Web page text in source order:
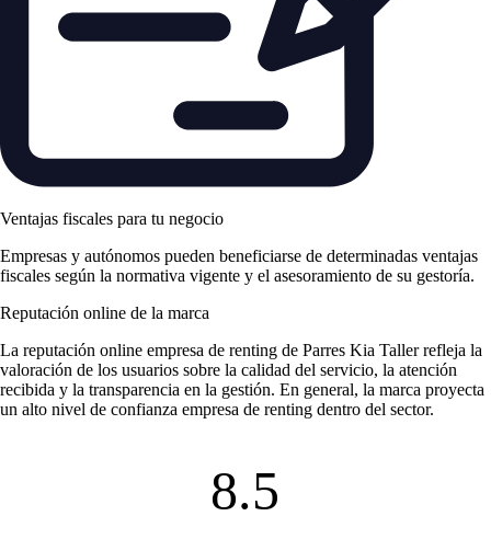
Ventajas fiscales para tu negocio
Empresas y autónomos pueden beneficiarse de determinadas ventajas
fiscales según la normativa vigente y el asesoramiento de su gestoría.
Reputación online de la marca
La reputación online empresa de renting de Parres Kia Taller refleja la
valoración de los usuarios sobre la calidad del servicio, la atención
recibida y la transparencia en la gestión. En general, la marca proyecta
un alto nivel de confianza empresa de renting dentro del sector.
8.5